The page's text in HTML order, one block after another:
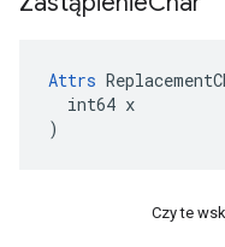
Attrs
  int64 x
)
Czy te